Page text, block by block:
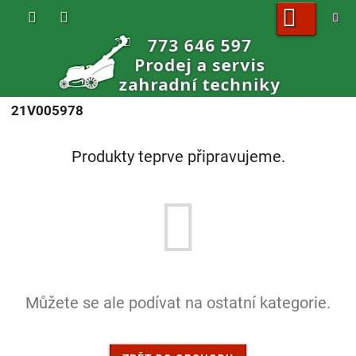
NÁKUPNÍ
21V005978
Produkty teprve připravujeme.
Můžete se ale podívat na ostatní kategorie.